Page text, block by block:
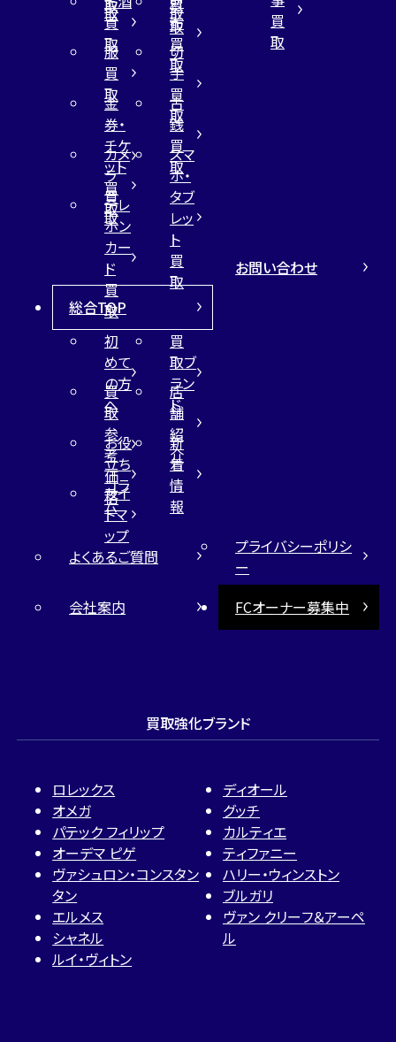
取
買
取
取
取
買
取
布
買
取
服
買
取
切
手
買
取
金
券・
チケ
ット
買
取
古
銭
買
取
カメ
ラ
買
取
スマ
ホ・
タブ
レッ
ト
買
取
テレ
ホン
カー
ド
買
取
買
取
総合TOP
初
めて
の方
へ
買
取ブ
ラン
ド
買
取
参
考
価
格
店
舗
紹
介
お役
立ち
コラ
ム
新
着
情
報
サイ
トマ
ップ
お問い合わせ
よくあるご質問
プライバシーポリシ
ー
会社案内
FCオーナー募集中
買取強化ブランド
ロレックス
オメガ
パテック フィリップ
オーデマ ピゲ
ヴァシュロン・コンスタン
タン
エルメス
シャネル
ルイ・ヴィトン
ディオール
グッチ
カルティエ
ティファニー
ハリー・ウィンストン
ブルガリ
ヴァン クリーフ＆アーペ
ル